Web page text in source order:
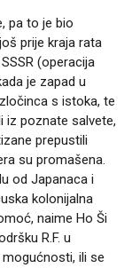
pa to je bio
prije kraja rata
(operacija
je zapad u
s istoka, te
iz poznate salvete,
prepustili
su promašena.
od Japanaca i
kolonijalna
naime Ho Ši
R.F. u
ili se